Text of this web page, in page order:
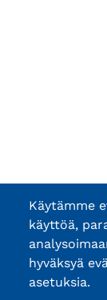
Käytämme
käyttöä,
hyväksyä
asetuksia.